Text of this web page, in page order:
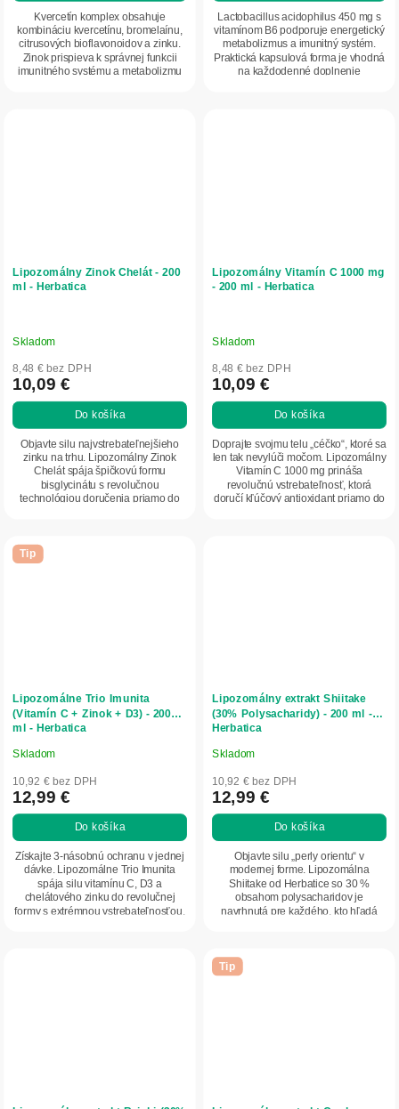
Kvercetín komplex obsahuje
kombináciu kvercetínu, bromelaínu,
citrusových bioflavonoidov a zinku.
Zinok prispieva k správnej funkcii
imunitného systému a metabolizmu
Lactobacillus acidophilus 450 mg s
vitamínom B6 podporuje energetický
metabolizmus a imunitný systém.
Praktická kapsulová forma je vhodná
na každodenné doplnenie
Lipozomálny Zinok Chelát - 200
ml - Herbatica
Skladom
8,48 € bez DPH
10,09 €
Do košíka
Objavte silu najvstrebateľnejšieho
zinku na trhu. Lipozomálny Zinok
Chelát spája špičkovú formu
bisglycinátu s revolučnou
technológiou doručenia priamo do
Lipozomálny Vitamín C 1000 mg
- 200 ml - Herbatica
Skladom
8,48 € bez DPH
10,09 €
Do košíka
Doprajte svojmu telu „céčko“, ktoré sa
len tak nevylúči močom. Lipozomálny
Vitamín C 1000 mg prináša
revolučnú vstrebateľnosť, ktorá
doručí kľúčový antioxidant priamo do
Tip
Lipozomálne Trio Imunita
(Vitamín C + Zinok + D3) - 200
ml - Herbatica
Priemerné
hodnotenie
produktu
je
5,0
z
hviezdičiek.
Skladom
10,92 € bez DPH
12,99 €
Do košíka
Získajte 3-násobnú ochranu v jednej
dávke. Lipozomálne Trio Imunita
spája silu vitamínu C, D3 a
chelátového zinku do revolučnej
formy s extrémnou vstrebateľnosťou.
Lipozomálny extrakt Shiitake
(30% Polysacharidy) - 200 ml -
Herbatica
Priemerné
hodnotenie
produktu
je
5,0
hviezdičiek.
Skladom
10,92 € bez DPH
12,99 €
Do košíka
Objavte silu „perly orientu“ v
modernej forme. Lipozomálna
Shiitake od Herbatice so 30 %
obsahom polysacharidov je
navrhnutá pre každého, kto hľadá
Tip